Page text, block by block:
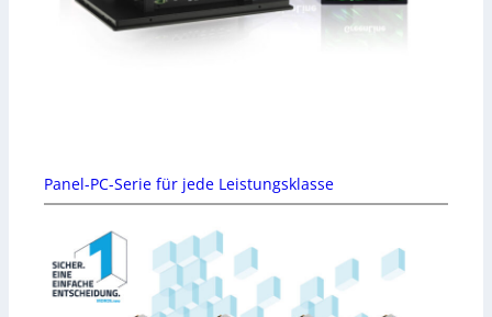
Panel-PC-Serie für jede Leistungsklasse